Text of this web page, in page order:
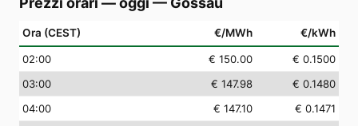
Ora (CEST) €/MWh €/kWh
02:00 € 150.00
€ 0.1500
03:00 € 147.98
€ 0.1480
04:00 € 147.10
€ 0.1471